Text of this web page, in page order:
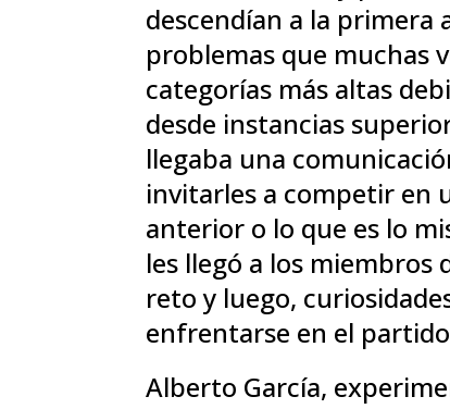
descendían a la primera
problemas que muchas
categorías más altas
desde instancias
llegaba una
invitarles a competir en
anterior o lo que es lo
les llegó a los
reto y luego,
enfrentarse en el
Alberto García,